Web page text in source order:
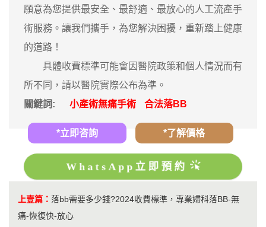
願意為您提供最安全、最舒適、最放心的人工流產手
術服務。讓我們攜手，為您解決困擾，重新踏上健康
的道路！
具體收費標準可能會因醫院政策和個人情況而有
所不同，請以醫院實際公布為準。
關鍵詞:
小產術無痛手術 合法落BB
*立即咨詢 *了解價格
WhatsApp立即預約
上壹篇： 落bb需要多少錢?2024收費標準，專業婦科落BB-無
痛-恢復快-放心